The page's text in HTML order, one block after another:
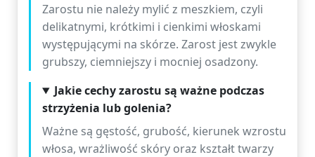
Zarostu nie należy mylić z meszkiem, czyli
delikatnymi, krótkimi i cienkimi włoskami
występującymi na skórze. Zarost jest zwykle
grubszy, ciemniejszy i mocniej osadzony.
Jakie cechy zarostu są ważne podczas
strzyżenia lub golenia?
Ważne są gęstość, grubość, kierunek wzrostu
włosa, wrażliwość skóry oraz kształt twarzy